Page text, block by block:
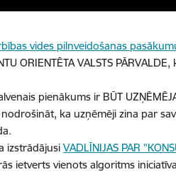
vides pilnveidošanas
ORIENTĒTA VALSTS
pienākums ir BŪT
ka uzņēmēji zina par
izstrādājusiVADLĪNIJAS PAR
ietverts vienots algoritms